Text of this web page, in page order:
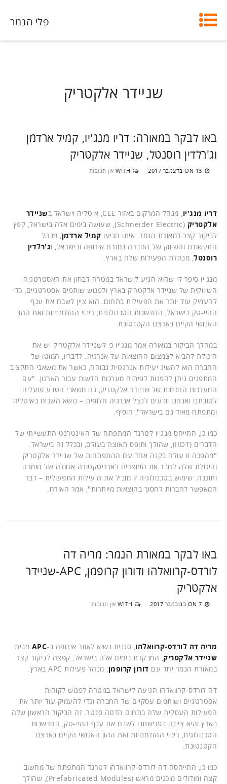
פלי הנמר
שניידר אלקטריק
באו לבקר במאורה: דריו מנג'יו, קמיל ארדמן
וג'רלדין רוסנטל, שניידר אלקטריק
ON 13 בדצמבר 2017 WITH אין תגובות
דריו מנג'יו, מנהל המרקום באזור CEE, איטליה וישראל ב
שניידר
אלקטריק
(Schneider Electric), שעושה בימים אלה בישראל, קפץ
לביקור קצר במאורת הנמר. איתו הגיעו קמיל ארדמן, מנהל
התקשורת והשיווק של החברה במזרח אירופה ובישראל, וג'רלדין
רוסנטל, מנהלת הפעילות שלה בארץ.
מנג'יו סיפר לי שהוא הגיע לישראל במטרה לבחון את האסטרטגיה
השיווקית של שניידר אלקטריק בארץ ולפגוש שותפים אסטרטגיים, כדי
להעמיק עוד יותר את הפעילות בתחום. הוא ציין לשבח את ענף
ההיי-טק בישראל, החדשנות הטכנולוגית, ריבוי ההזדמנויות ואת ההון
האנושי הקיים בארצנו הקטנטונת.
במהלך הביקור במאורה אמר מנג'יו כי לשניידר אלקטריק יש את
היכולת להביא לצמצום ההוצאות על אנרגיה. לדבריו, המוטו של
החברה הוא להשיג יעילות אנרגטית גבוהה, כאשר את משאבי התקציב
המתפנים ניתן להפנות לפיתוח מערכות חדשות עבור הארגון. "עם
המערכות החכמות של שניידר אלקטריק, גם משאבי הטבע פועלים
לטובתנו ואנחנו יודעים לנצל אנרגיה חלופית – נושא השכיח באיטליה
ומתפתח מאוד גם בישראל", הוסיף.
כמו כן, התייחס מנג'יו לטרנד המתפתח של האינטרנט התעשייתי של
הדברים (IIOT), שהולך ותופס תאוצה בעולם, ובכלל זה בישראל.
"מהפכה זו עולה בקנה אחד עם ההתפתחות של שניידר אלקטריק
והיכולת שלה לחבר את המוצרים לארכיטקטורה אחודה של חומרה
ותוכנה. שימוש בטכנולוגיה זו מוביל את היעילות התפעולית – דבר
המאפשר לחברות לחסוך בהוצאות מיותרות", אמר האורח.
באו לבקר במאורת הנמר: מריה דה
לורדס-קרוואלהו ודורון קרופמן, APC-שניידר
אלקטריק
ON 7 בנובמבר 2017 WITH אין תגובות
מריה דה לורדס-קרוואלהו, סגנית נשיא לאזור אירופה ב-APC מבית
שניידר אלקטריק, המבקרת בימים אלה בישראל, קפצה לביקור קצר
במאורת הנמר יחד עם דורון קרופמן, מנהל פעילות APC בארץ.
דה לורדס-קרוואלהו הגיעה לישראל במטרה לפגוש לקוחות
אסטרטגיים ושותפים עסקיים של החברה וכדי להעמיק עוד יותר את
הפעילות העסקית שלה בתחום הדטה סנטר. זה הביקור הראשון שלה
בארץ והיא ציינה בפגישתנו לשבח את ענף ההיי-טק, החדשנות
הטכנולוגית, ריבוי ההזדמנויות ואת ההון האנושי הקיים בארצנו
הקטנטונת.
כמו כן, התייחסה דה לורדס-קרוואלהו לטרנד המתפתח של מחשוב
קצה ומודולים מוכנים מראש (Prefabricated Modules), שהולך